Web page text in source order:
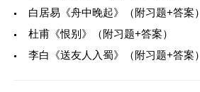
白居易《舟中晚起》（附习题+答案）
杜甫《恨别》（附习题+答案）
李白《送友人入蜀》（附习题+答案）